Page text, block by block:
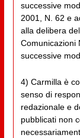
successive
2001, N. 62 e
alla delibera
Comunicazioni
successive
4) Carmilla è
senso di
redazionale e
pubblicati non